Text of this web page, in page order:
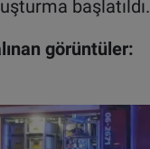
başlatıldı.
görüntüler: